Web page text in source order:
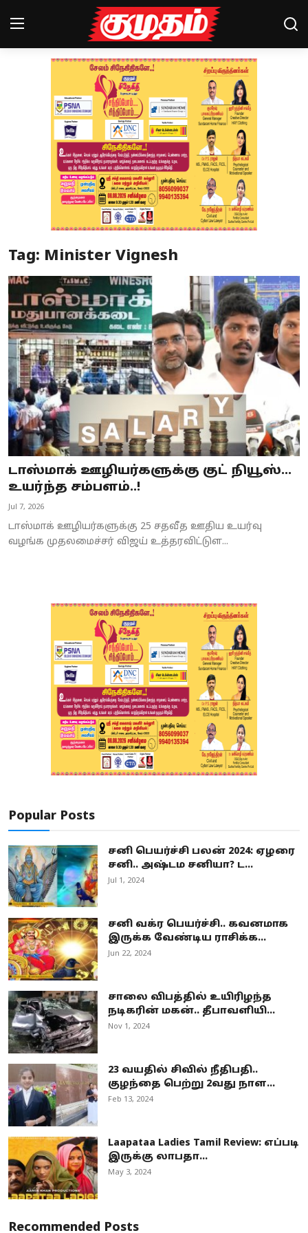
Magazines
Special Story
Business
Crime
Tamilnadu
National
World
Astrology
Spirituality
Weather
Tag: Minister Vignesh
டாஸ்மாக் ஊழியர்களுக்கு குட் நியூஸ்…
உயர்ந்த சம்பளம்..!
Jul 7, 2026
டாஸ்மாக் ஊழியர்களுக்கு 25 சதவீத ஊதிய உயர்வு
வழங்க முதலமைச்சர் விஜய் உத்தரவிட்டுள...
Popular Posts
சனி பெயர்ச்சி பலன் 2024: ஏழரை
சனி.. அஷ்டம சனியா? ட...
Jul 1, 2024
சனி வக்ர பெயர்ச்சி.. கவனமாக
இருக்க வேண்டிய ராசிக்க...
Jun 22, 2024
சாலை விபத்தில் உயிரிழந்த
நடிகரின் மகன்.. தீபாவளியி...
Nov 1, 2024
23 வயதில் சிவில் நீதிபதி..
குழந்தை பெற்று 2வது நாள...
Feb 13, 2024
Laapataa Ladies Tamil Review: எப்படி
இருக்கு லாபதா...
May 3, 2024
Recommended Posts